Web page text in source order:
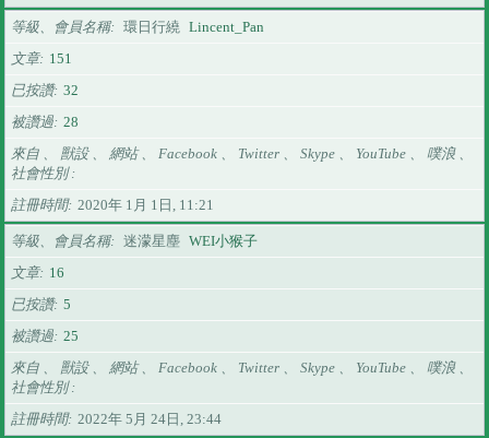
等級、會員名稱 環日行繞 Lincent_Pan
文章
151
已按讚 32
被讚過 28
來自 、 獸設 、 網站 、 Facebook 、 Twitter 、 Skype 、 YouTube 、 噗浪 、
社會性別
註冊時間
2020年 1月 1日, 11:21
等級、會員名稱 迷濛星塵 WEI小猴子
文章
16
已按讚 5
被讚過 25
來自 、 獸設 、 網站 、 Facebook 、 Twitter 、 Skype 、 YouTube 、 噗浪 、
社會性別
註冊時間
2022年 5月 24日, 23:44